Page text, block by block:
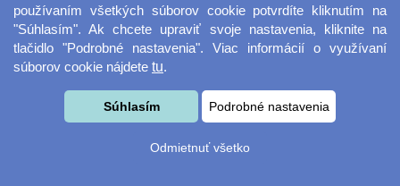
fotografie
používaním všetkých súborov cookie potvrdíte kliknutím na
"Súhlasím". Ak chcete upraviť svoje nastavenia, kliknite na
tlačidlo "Podrobné nastavenia". Viac informácií o využívaní
súborov cookie nájdete tu.
Súhlasím Podrobné nastavenia
Odmietnuť všetko